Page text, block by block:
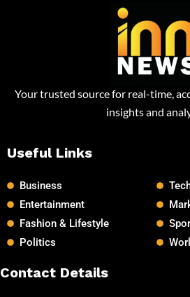
Your trusted source for real-time,
insights and
Useful Links
Business
Entertainment
Fashion & Lifestyle
Politics
Contact Details